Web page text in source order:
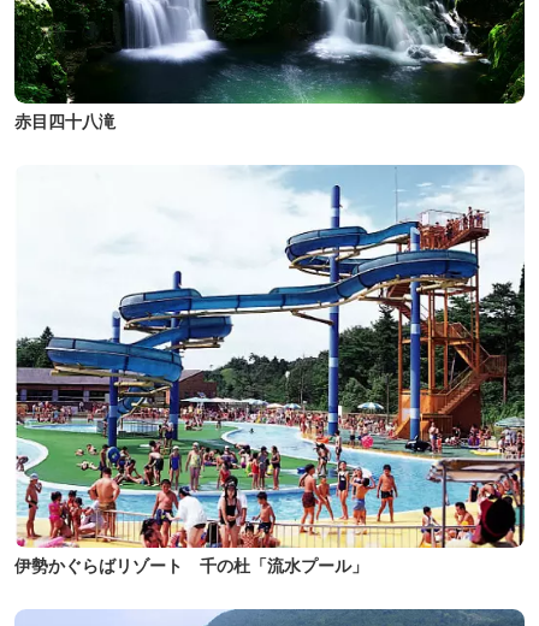
赤目四十八滝
伊勢かぐらばリゾート 千の杜「流水プール」